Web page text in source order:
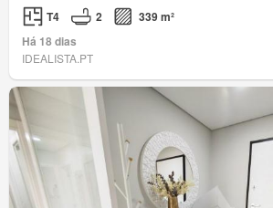
T4 2
339 m²
Há 18 dias
IDEALISTA.PT